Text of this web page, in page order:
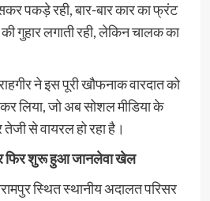
पकड़े रही, बार-बार कार का फ्रंट
गुहार लगाती रही, लेकिन चालक का
ने इस पूरी खौफनाक वारदात को
लिया, जो अब सोशल मीडिया के
से वायरल हो रहा है।
फिर शुरू हुआ जानलेवा खेल
स्थित स्थानीय अदालत परिसर